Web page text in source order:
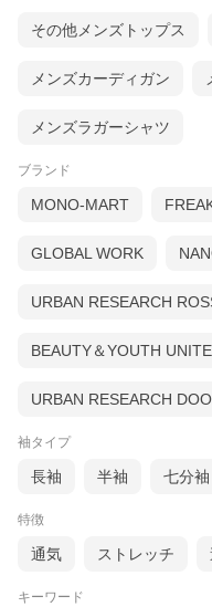
その他メンズトップス
メンズカーディガン
メンズラガーシャツ
ブランド
MONO-MART
GLOBAL WORK
URBAN RESEARCH
BEAUTY＆YOUTH
URBAN RESEARCH
袖タイプ
長袖 半袖 七分袖
特徴
通気 ストレッチ
キーワード